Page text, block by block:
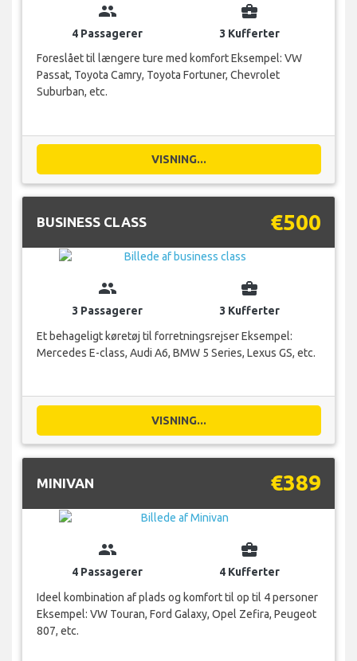
group
4 Passagerer
business_center
3 Kufferter
Foreslået til længere ture med komfort Eksempel: VW
Passat, Toyota Camry, Toyota Fortuner, Chevrolet
Suburban, etc.
VISNING...
BUSINESS CLASS €500
group
3 Passagerer
business_center
3 Kufferter
Et behageligt køretøj til forretningsrejser Eksempel:
Mercedes E-class, Audi A6, BMW 5 Series, Lexus GS, etc.
VISNING...
MINIVAN €389
group
4 Passagerer
business_center
4 Kufferter
Ideel kombination af plads og komfort til op til 4 personer
Eksempel: VW Touran, Ford Galaxy, Opel Zefira, Peugeot
807, etc.